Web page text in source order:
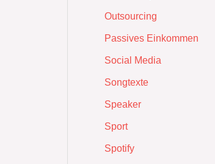
Outsourcing
Passives Einkommen
Social Media
Songtexte
Speaker
Sport
Spotify